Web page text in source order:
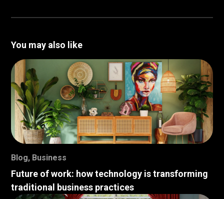
You may also like
Blog, Business
Future of work: how technology is transforming
traditional business practices